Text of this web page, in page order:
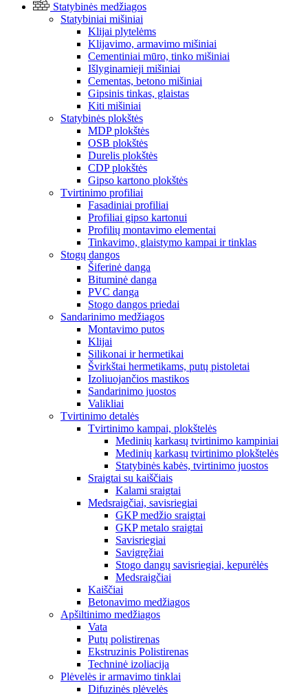
Statybinės medžiagos
Statybiniai mišiniai
Klijai plytelėms
Klijavimo, armavimo mišiniai
Cementiniai mūro, tinko mišiniai
Išlyginamieji mišiniai
Cementas, betono mišiniai
Gipsinis tinkas, glaistas
Kiti mišiniai
Statybinės plokštės
MDP plokštės
OSB plokštės
Durelis plokštės
CDP plokštės
Gipso kartono plokštės
Tvirtinimo profiliai
Fasadiniai profiliai
Profiliai gipso kartonui
Profilių montavimo elementai
Tinkavimo, glaistymo kampai ir tinklas
Stogų dangos
Šiferinė danga
Bituminė danga
PVC danga
Stogo dangos priedai
Sandarinimo medžiagos
Montavimo putos
Klijai
Silikonai ir hermetikai
Švirkštai hermetikams, putų pistoletai
Izoliuojančios mastikos
Sandarinimo juostos
Valikliai
Tvirtinimo detalės
Tvirtinimo kampai, plokštelės
Medinių karkasų tvirtinimo kampiniai
Medinių karkasų tvirtinimo plokštelės
Statybinės kabės, tvirtinimo juostos
Sraigtai su kaiščiais
Kalami sraigtai
Medsraigčiai, savisriegiai
GKP medžio sraigtai
GKP metalo sraigtai
Savisriegiai
Savigręžiai
Stogo dangų savisriegiai, kepurėlės
Medsraigčiai
Kaiščiai
Betonavimo medžiagos
Apšiltinimo medžiagos
Vata
Putų polistirenas
Ekstruzinis Polistirenas
Techninė izoliacija
Plėvelės ir armavimo tinklai
Difuzinės plėvelės